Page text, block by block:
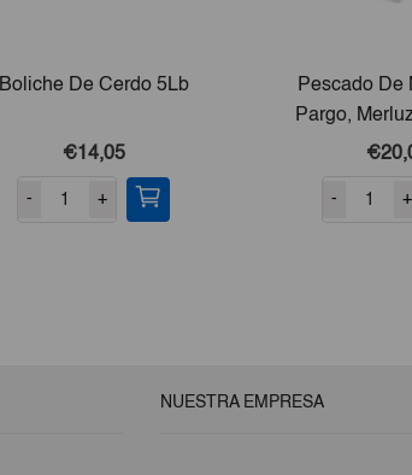
Boliche De Cerdo 5Lb
€14,05
- +
Pescado De
Pargo,
Bonito)
- +
NUESTRA EMPRESA